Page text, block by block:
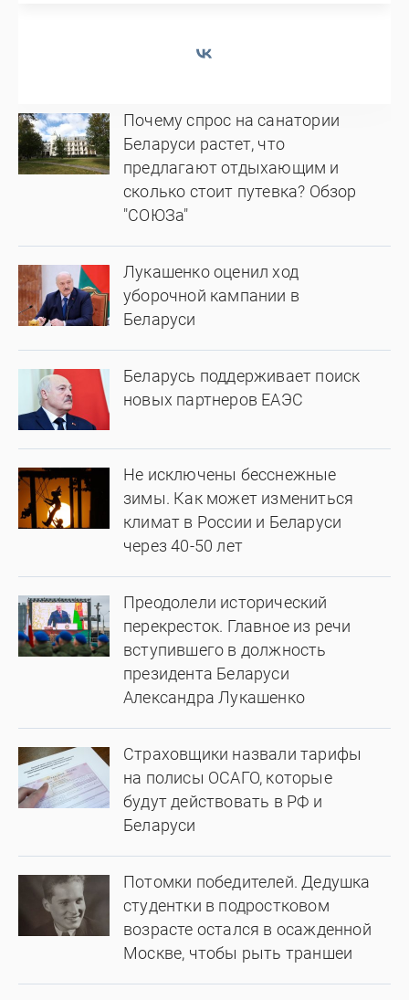
Почему спрос на санатории
Беларуси растет, что
предлагают отдыхающим и
сколько стоит путевка? Обзор
"СОЮЗа"
Лукашенко оценил ход
уборочной кампании в
Беларуси
Беларусь поддерживает поиск
новых партнеров ЕАЭС
Не исключены бесснежные
зимы. Как может измениться
климат в России и Беларуси
через 40-50 лет
Преодолели исторический
перекресток. Главное из речи
вступившего в должность
президента Беларуси
Александра Лукашенко
Страховщики назвали тарифы
на полисы ОСАГО, которые
будут действовать в РФ и
Беларуси
Потомки победителей. Дедушка
студентки в подростковом
возрасте остался в осажденной
Москве, чтобы рыть траншеи